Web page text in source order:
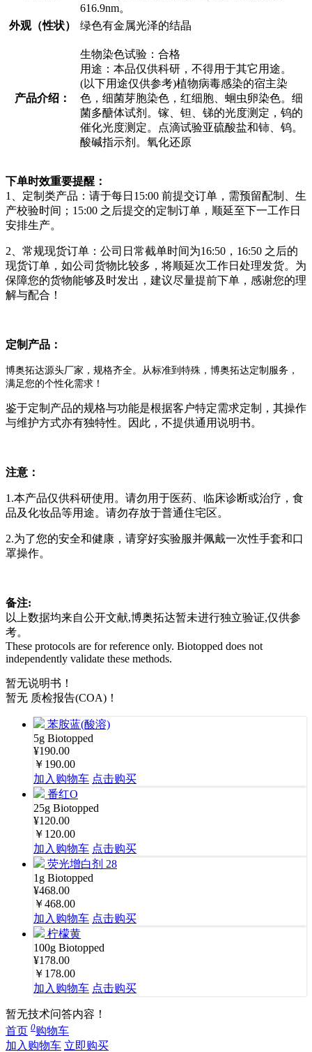
616.9nm。
外观（性状）
绿色有金属光泽的结晶
产品介绍：
生物染色试验：合格
用途：本品仅供科研，不得用于其它用途。
(以下用途仅供参考)植物病毒感染的宿主染
色，细菌芽胞染色，红细胞、蛔虫卵染色。细
菌多醣体试剂。镓、钽、锑的光度测定，钨的
催化光度测定。点滴试验亚硫酸盐和铈、钨。
酸碱指示剂。氧化还原
下单时效重要提醒：
1、定制类产品：请于每日15:00 前提交订单，需预留配制、生
产校验时间；15:00 之后提交的定制订单，顺延至下一工作日
安排生产。
2、常规现货订单：公司日常截单时间为16:50，16:50 之后的
现货订单，如公司货物比较多，将顺延次工作日处理发货。为
保障您的货物能够及时发出，建议尽量提前下单，感谢您的理
解与配合！
定制产品：
博奥拓达源头厂家，规格齐全。从标准到特殊，博奥拓达定制服务，
满足您的个性化需求！
鉴于定制产品的规格与功能是根据客户特定需求定制，其操作
与维护方式亦有独特性。因此，不提供通用说明书。
注意：
1.本产品仅供科研使用。请勿用于医药、临床诊断或治疗，食
品及化妆品等用途。请勿存放于普通住宅区。
2.为了您的安全和健康，请穿好实验服并佩戴一次性手套和口
罩操作。
备注:
以上数据均来自公开文献,博奥拓达暂未进行独立验证,仅供参
考。
These protocols are for reference only. Biotopped does not
independently validate these methods.
暂无说明书！
暂无 质检报告(COA)！
苯胺蓝(酸溶)
5g Biotopped
¥190.00
￥190.00
加入购物车 点击购买
番红O
25g Biotopped
¥120.00
￥120.00
加入购物车 点击购买
荧光增白剂 28
1g Biotopped
¥468.00
￥468.00
加入购物车 点击购买
柠檬黄
100g Biotopped
¥178.00
￥178.00
加入购物车 点击购买
暂无技术问答内容！
首页 0购物车
加入购物车 立即购买